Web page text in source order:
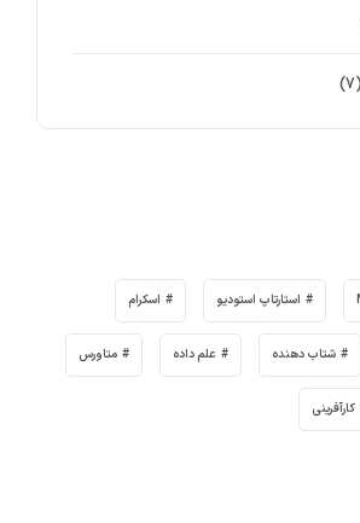
(7)
استارتاپ استودیو اسکرام
شتاب دهنده علم داده متاورس
کارآفرینی